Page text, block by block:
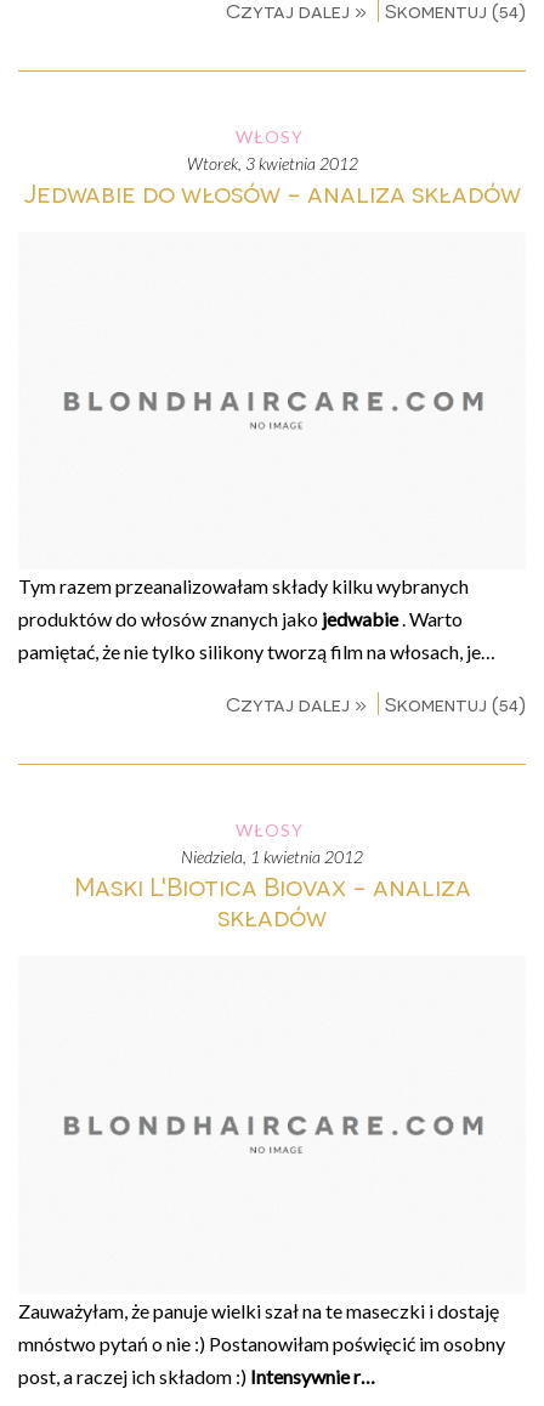
Czytaj dalej » Skomentuj (54)
WŁOSY
wtorek, 3 kwietnia 2012
Jedwabie do włosów - analiza składów
Tym razem przeanalizowałam składy kilku wybranych
produktów do włosów znanych jako jedwabie. Warto
pamiętać, że nie tylko silikony tworzą film na włosach, je…
Czytaj dalej » Skomentuj (54)
WŁOSY
niedziela, 1 kwietnia 2012
Maski L'Biotica Biovax - analiza
składów
Zauważyłam, że panuje wielki szał na te maseczki i dostaję
mnóstwo pytań o nie :) Postanowiłam poświęcić im osobny
post, a raczej ich składom :) Intensywnie r…